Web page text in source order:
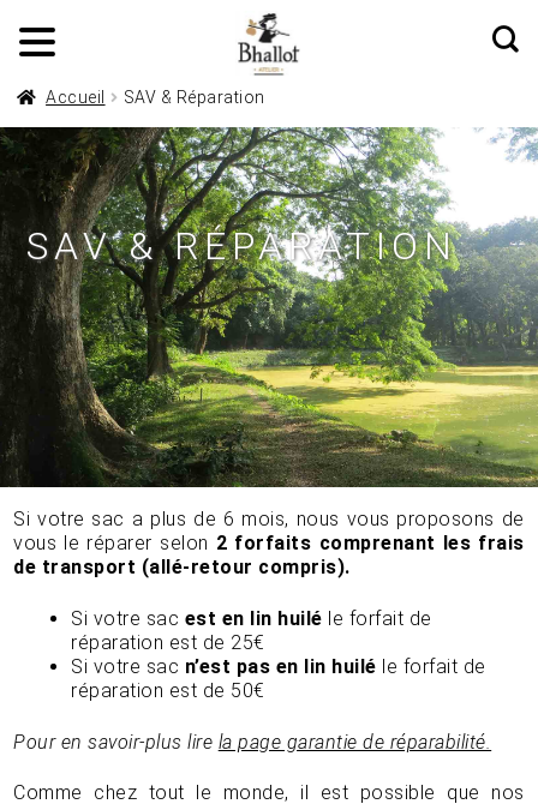
Accueil SAV & Réparation
SAV & RÉPARATION
Si votre sac a plus de 6 mois, nous vous proposons de
vous le réparer selon 2 forfaits comprenant les frais
de transport (allé-retour compris).
Si votre sac est en lin huilé le forfait de
réparation est de 25€
Si votre sac n’est pas en lin huilé le forfait de
réparation est de 50€
Pour en savoir-plus lire la page garantie de réparabilité.
Comme chez tout le monde, il est possible que nos